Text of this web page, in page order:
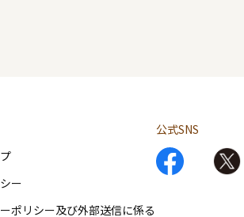
ー
ポリシー及び外部送信に係る
公式SNS